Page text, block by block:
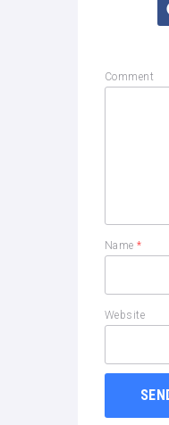
Comment
Name*
Website